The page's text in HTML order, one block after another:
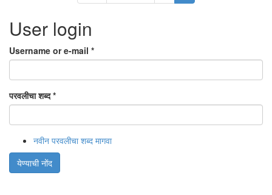
User login
Username or e-mail *
परवलीचा शब्द*
नवीन परवलीचा शब्द मागवा
येण्याची नोंद